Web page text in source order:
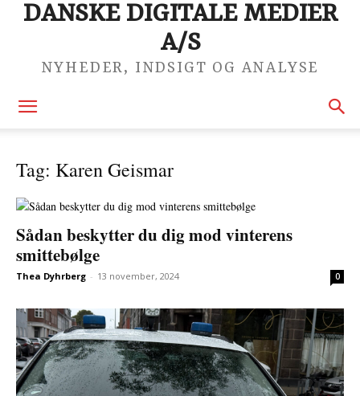
DANSKE DIGITALE MEDIER
A/S
NYHEDER, INDSIGT OG ANALYSE
Tag: Karen Geismar
Sådan beskytter du dig mod vinterens
smittebølge
Thea Dyhrberg - 13 november, 2024 0